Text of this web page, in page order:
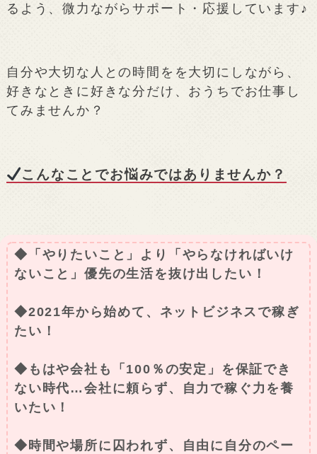
るよう、微力ながらサポート・応援しています♪
自分や大切な人との時間をを大切にしながら、
好きなときに好きな分だけ、おうちでお仕事し
てみませんか？
こんなことでお悩みではありませんか？
◆「やりたいこと」より「やらなければいけ
ないこと」優先の生活を抜け出したい！
◆2021年から始めて、ネットビジネスで稼ぎ
たい！
◆もはや会社も「100％の安定」を保証でき
ない時代…会社に頼らず、自力で稼ぐ力を養
いたい！
◆時間や場所に囚われず、自由に自分のペー